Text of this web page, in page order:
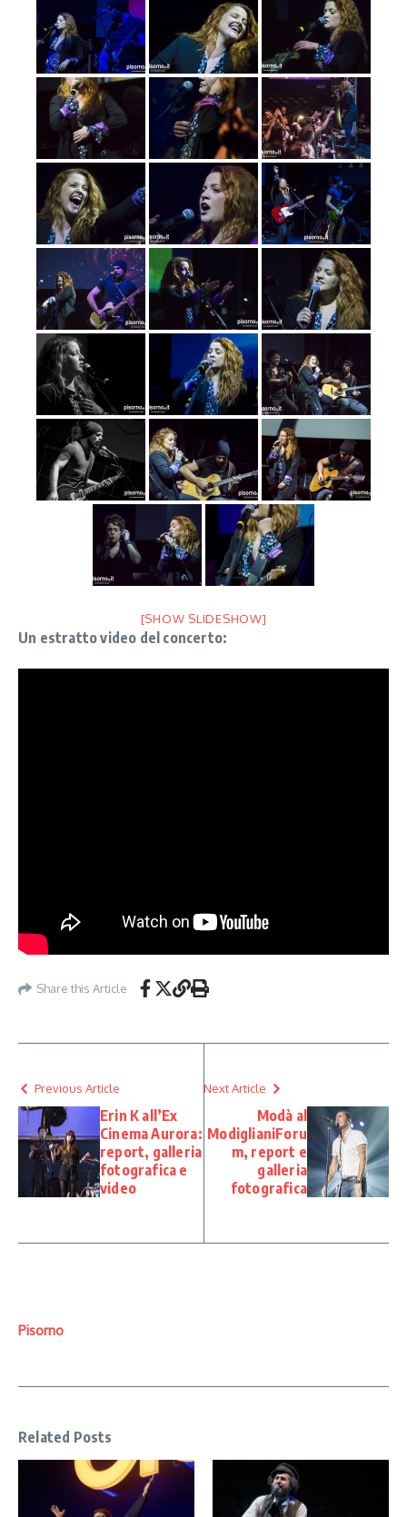
[SHOW SLIDESHOW]
Un estratto video del concerto:
Share this Article
Previous Article
Erin K all’Ex
Cinema Aurora:
report, galleria
fotografica e
video
Next Article
Modà al
ModiglianiForu
m, report e
galleria
fotografica
Pisorno
Related Posts